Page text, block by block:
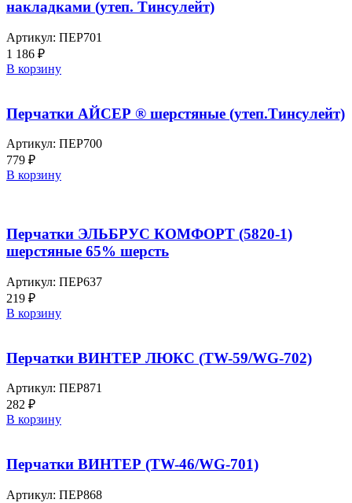
накладками (утеп. Тинсулейт)
Артикул: ПЕР701
1 186 ₽
В корзину
Перчатки АЙСЕР ® шерстяные (утеп.Тинсулейт)
Артикул: ПЕР700
779 ₽
В корзину
Перчатки ЭЛЬБРУС КОМФОРТ (5820-1)
шерстяные 65% шерсть
Артикул: ПЕР637
219 ₽
В корзину
Перчатки ВИНТЕР ЛЮКС (TW-59/WG-702)
Артикул: ПЕР871
282 ₽
В корзину
Перчатки ВИНТЕР (TW-46/WG-701)
Артикул: ПЕР868